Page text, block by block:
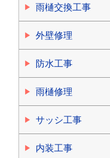
雨樋交換工事
外壁修理
防水工事
雨樋修理
サッシ工事
内装工事